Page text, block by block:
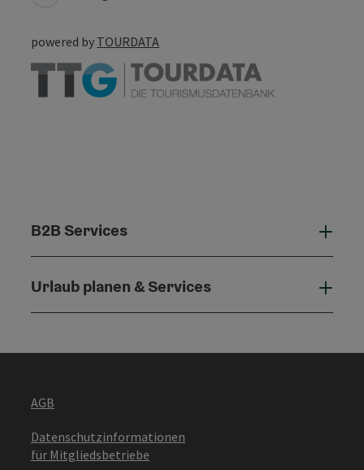
powered by TOURDATA
B2B Services
Urlaub planen & Services
AGB
Datenschutzinformationen
für Mitgliedsbetriebe